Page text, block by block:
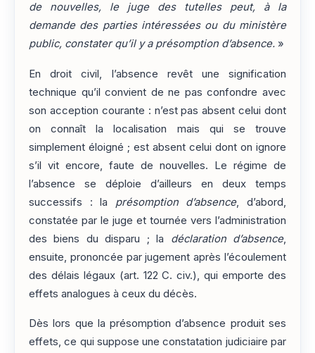
de nouvelles, le juge des tutelles peut, à la
demande des parties intéressées ou du ministère
public, constater qu’il y a présomption d’absence. »
En droit civil, l’absence revêt une signification
technique qu’il convient de ne pas confondre avec
son acception courante : n’est pas absent celui dont
on connaît la localisation mais qui se trouve
simplement éloigné ; est absent celui dont on ignore
s’il vit encore, faute de nouvelles. Le régime de
l’absence se déploie d’ailleurs en deux temps
successifs : la présomption d’absence, d’abord,
constatée par le juge et tournée vers l’administration
des biens du disparu ; la déclaration d’absence,
ensuite, prononcée par jugement après l’écoulement
des délais légaux (art. 122 C. civ.), qui emporte des
effets analogues à ceux du décès.
Dès lors que la présomption d’absence produit ses
effets, ce qui suppose une constatation judiciaire par